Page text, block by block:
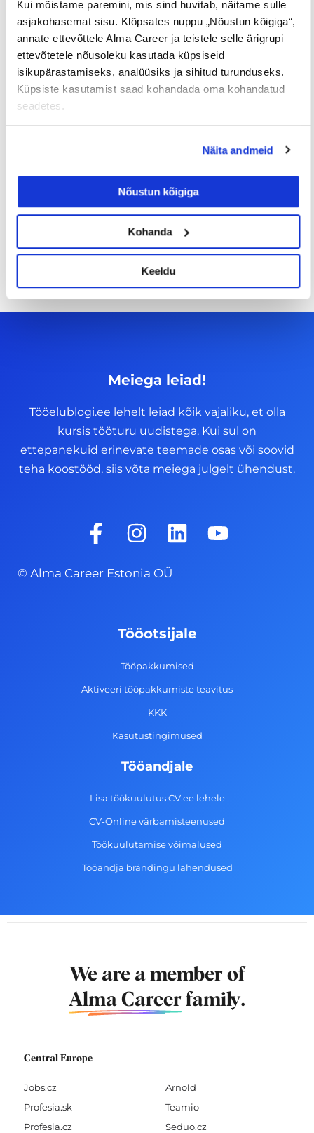
Kui mõistame paremini, mis sind huvitab, näitame sulle
asjakohasemat sisu. Klõpsates nuppu „Nõustun kõigiga“,
annate ettevõttele Alma Career ja teistele selle ärigrupi
ettevõtetele nõusoleku kasutada küpsiseid
isikupärastamiseks, analüüsiks ja sihitud turunduseks.
Küpsiste kasutamist saad kohandada oma kohandatud
seadetes.
Näita andmeid
Nõustun kõigiga
Kohanda
Keeldu
Tööotsijale
Sinu palk pole enam
tabuteema!
14/07/2026
Meiega leiad!
Tööelublogi.ee lehelt leiad kõik vajaliku, et olla
kursis tööturu uudistega. Kui sul on
ettepanekuid erinevate teemade osas või soovid
teha koostööd, siis võta meiega julgelt ühendust.
F
a
e
-
I
n
s
t
g
r
a
m
L
i
d
i
n
Y
o
© Alma Career Estonia OÜ
Tööotsijale
Tööpakkumised
Aktiveeri tööpakkumiste teavitus
KKK
Kasutustingimused
Tööandjale
Lisa töökuulutus CV.ee lehele
CV-Online värbamisteenused
Töökuulutamise võimalused
Tööandja brändingu lahendused
We are a member of
Alma Career family.
Central Europe
Jobs.cz
Profesia.sk
Profesia.cz
Arnold
Teamio
Seduo.cz